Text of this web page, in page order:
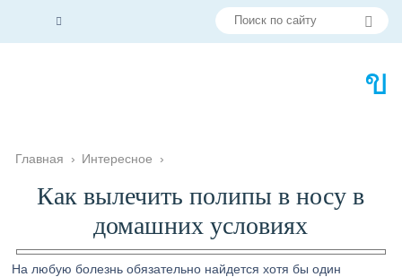
Главная › Интересное ›
Как вылечить полипы в носу в
домашних условиях
На любую болезнь обязательно найдется хотя бы один